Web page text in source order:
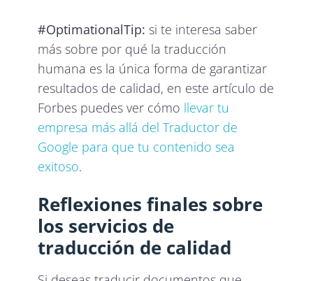
#OptimationalTip: si te interesa saber
más sobre por qué la traducción
humana es la única forma de garantizar
resultados de calidad, en este artículo de
Forbes puedes ver cómo llevar tu
empresa más allá del Traductor de
Google para que tu contenido sea
exitoso.
Reflexiones finales sobre
los servicios de
traducción de calidad